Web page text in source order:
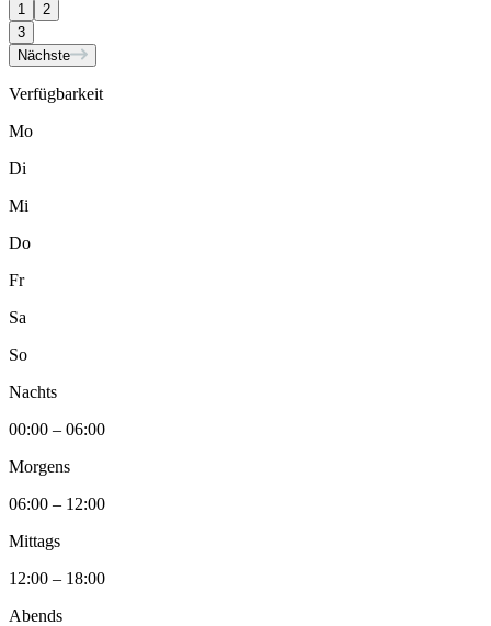
1
2
3
Nächste
Verfügbarkeit
Mo
Di
Mi
Do
Fr
Sa
So
Nachts
00:00 – 06:00
Morgens
06:00 – 12:00
Mittags
12:00 – 18:00
Abends